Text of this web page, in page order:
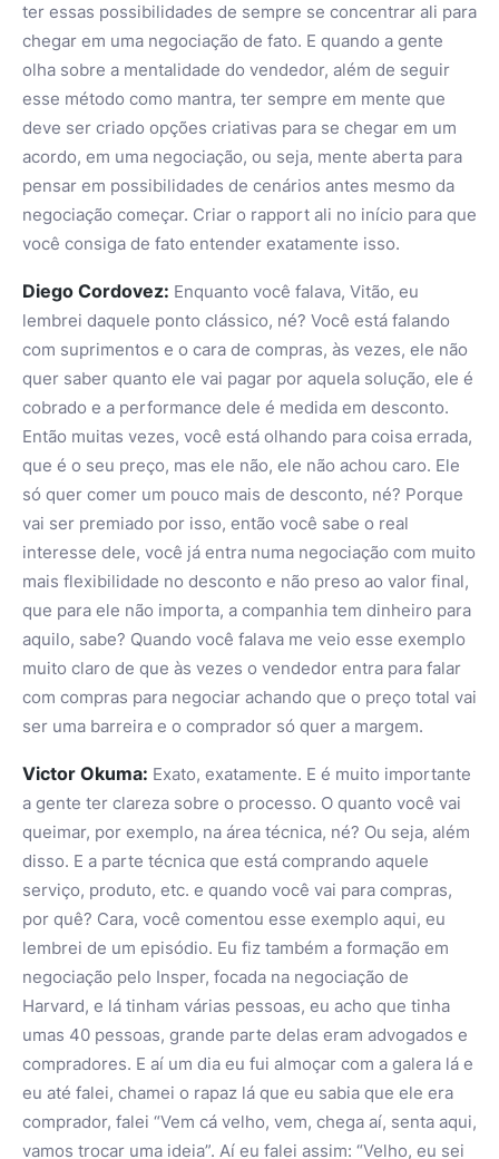
ter essas possibilidades de sempre se concentrar ali para
chegar em uma negociação de fato. E quando a gente
olha sobre a mentalidade do vendedor, além de seguir
esse método como mantra, ter sempre em mente que
deve ser criado opções criativas para se chegar em um
acordo, em uma negociação, ou seja, mente aberta para
pensar em possibilidades de cenários antes mesmo da
negociação começar. Criar o rapport ali no início para que
você consiga de fato entender exatamente isso.
Diego Cordovez: Enquanto você falava, Vitão, eu
lembrei daquele ponto clássico, né? Você está falando
com suprimentos e o cara de compras, às vezes, ele não
quer saber quanto ele vai pagar por aquela solução, ele é
cobrado e a performance dele é medida em desconto.
Então muitas vezes, você está olhando para coisa errada,
que é o seu preço, mas ele não, ele não achou caro. Ele
só quer comer um pouco mais de desconto, né? Porque
vai ser premiado por isso, então você sabe o real
interesse dele, você já entra numa negociação com muito
mais flexibilidade no desconto e não preso ao valor final,
que para ele não importa, a companhia tem dinheiro para
aquilo, sabe? Quando você falava me veio esse exemplo
muito claro de que às vezes o vendedor entra para falar
com compras para negociar achando que o preço total vai
ser uma barreira e o comprador só quer a margem.
Victor Okuma: Exato, exatamente. E é muito importante
a gente ter clareza sobre o processo. O quanto você vai
queimar, por exemplo, na área técnica, né? Ou seja, além
disso. E a parte técnica que está comprando aquele
serviço, produto, etc. e quando você vai para compras,
por quê? Cara, você comentou esse exemplo aqui, eu
lembrei de um episódio. Eu fiz também a formação em
negociação pelo Insper, focada na negociação de
Harvard, e lá tinham várias pessoas, eu acho que tinha
umas 40 pessoas, grande parte delas eram advogados e
compradores. E aí um dia eu fui almoçar com a galera lá e
eu até falei, chamei o rapaz lá que eu sabia que ele era
comprador, falei “Vem cá velho, vem, chega aí, senta aqui,
vamos trocar uma ideia”. Aí eu falei assim: “Velho, eu sei